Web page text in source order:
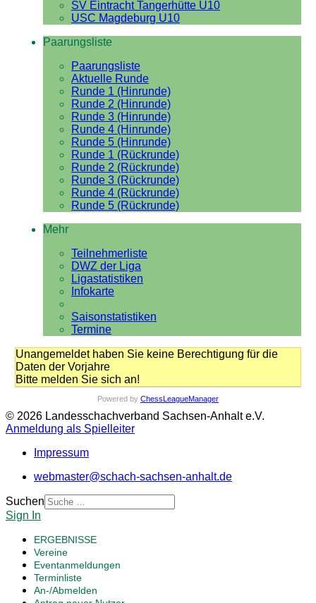
SV Eintracht Tangerhütte U10
USC Magdeburg U10
Paarungsliste
Paarungsliste
Aktuelle Runde
Runde 1 (Hinrunde)
Runde 2 (Hinrunde)
Runde 3 (Hinrunde)
Runde 4 (Hinrunde)
Runde 5 (Hinrunde)
Runde 1 (Rückrunde)
Runde 2 (Rückrunde)
Runde 3 (Rückrunde)
Runde 4 (Rückrunde)
Runde 5 (Rückrunde)
Mehr
Teilnehmerliste
DWZ der Liga
Ligastatistiken
Infokarte
Saisonstatistiken
Termine
Unangemeldet haben Sie keine Berechtigung für die
Daten der Vorjahre
Bitte melden Sie sich an!
Powered by ChessLeagueManager
© 2026 Landesschachverband Sachsen-Anhalt e.V.
Anmeldung als Spielleiter
Impressum
webmaster@schach-sachsen-anhalt.de
Suchen
Sign In
ERGEBNISSE
Vereine
Eventanmeldungen
Terminliste
An-/Abmelden